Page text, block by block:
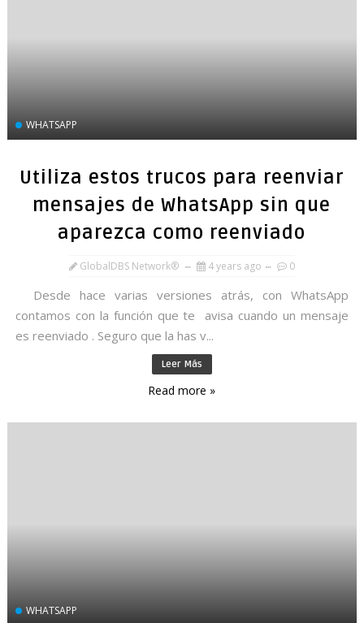
WHATSAPP
Utiliza estos trucos para reenviar
mensajes de WhatsApp sin que
aparezca como reenviado
GlobalDBS Network® 4 years ago 0
Desde hace varias versiones atrás, con WhatsApp
contamos con la función que te avisa cuando un mensaje
es reenviado . Seguro que la has v...
Leer Más
Read more »
WHATSAPP